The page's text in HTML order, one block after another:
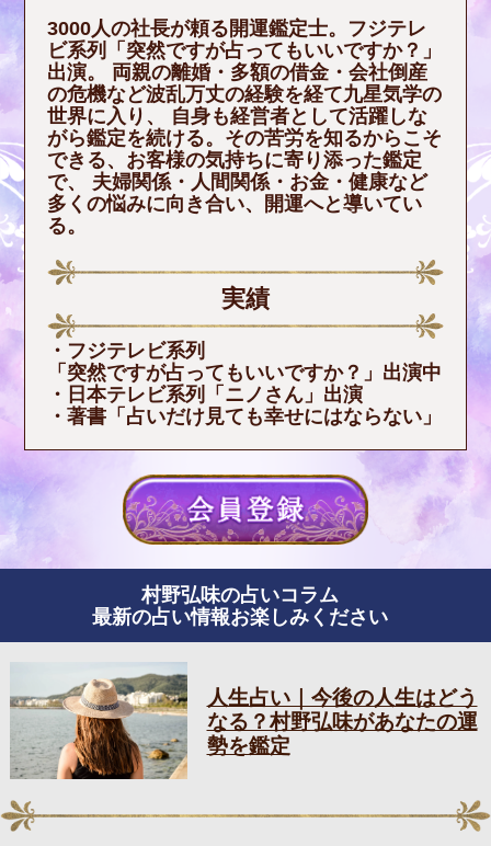
3000人の社長が頼る開運鑑定士。フジテレ
ビ系列「突然ですが占ってもいいですか？」
出演。 両親の離婚・多額の借金・会社倒産
の危機など波乱万丈の経験を経て九星気学の
世界に入り、 自身も経営者として活躍しな
がら鑑定を続ける。その苦労を知るからこそ
できる、お客様の気持ちに寄り添った鑑定
で、 夫婦関係・人間関係・お金・健康など
多くの悩みに向き合い、開運へと導いてい
る。
実績
・フジテレビ系列
「突然ですが占ってもいいですか？」出演中
・日本テレビ系列「ニノさん」出演
・著書「占いだけ見ても幸せにはならない」
村野弘味の占いコラム
最新の占い情報お楽しみください
人生占い｜今後の人生はどう
なる？村野弘味があなたの運
勢を鑑定